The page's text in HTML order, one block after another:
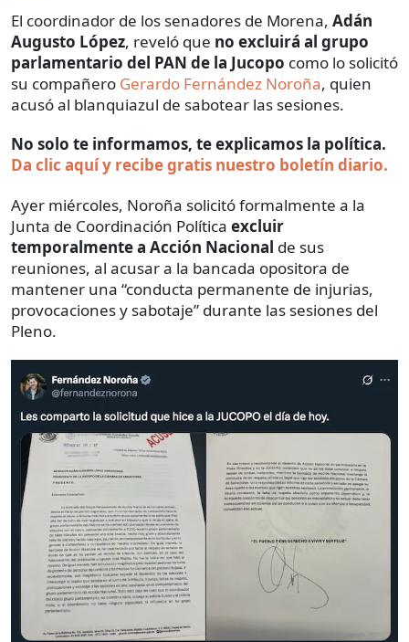
El coordinador de los senadores de Morena, Adán
Augusto López, reveló que no excluirá al grupo
parlamentario del PAN de la Jucopo como lo solicitó
su compañero Gerardo Fernández Noroña, quien
acusó al blanquiazul de sabotear las sesiones.
No solo te informamos, te explicamos la política.
Da clic aquí y recibe gratis nuestro boletín diario.
Ayer miércoles, Noroña solicitó formalmente a la
Junta de Coordinación Política excluir
temporalmente a Acción Nacional de sus
reuniones, al acusar a la bancada opositora de
mantener una “conducta permanente de injurias,
provocaciones y sabotaje” durante las sesiones del
Pleno.